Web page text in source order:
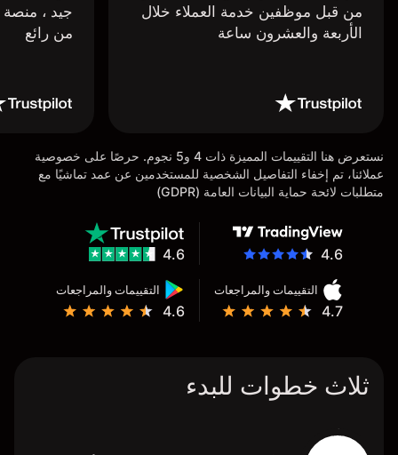
من قبل موظفين خدمة العملاء خلال
الأربعة والعشرون ساعة
جيد ،
من رائع
نستعرض هنا التقييمات المميزة ذات 4 و5 نجوم. حرصًا على خصوصية
عملائنا، تم إخفاء التفاصيل الشخصية للمستخدمين عن عمد تماشيًا مع
متطلبات لائحة حماية البيانات العامة (GDPR)
4.6
التقييمات والمراجعات
4.7
التقييمات والمراجعات
4.6
4.6
ثلاث خطوات للبدء